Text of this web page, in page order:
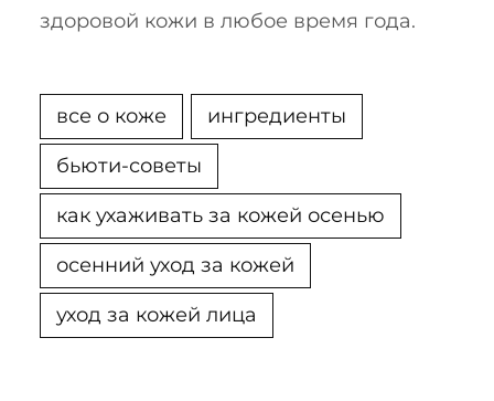
здоровой кожи в любое время года.
все о коже ингредиенты
бьюти-советы
как ухаживать за кожей осенью
осенний уход за кожей
уход за кожей лица